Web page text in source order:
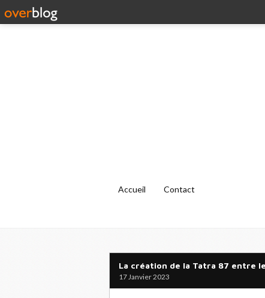
Accueil Contact
La création de la Tatra 87 entre
17 Janvier 2023